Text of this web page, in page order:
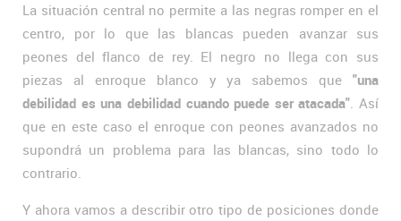
La situación central no permite a las negras romper en el
centro, por lo que las blancas pueden avanzar sus
peones del flanco de rey. El negro no llega con sus
piezas al enroque blanco y ya sabemos que "una
debilidad es una debilidad cuando puede ser atacada". Así
que en este caso el enroque con peones avanzados no
supondrá un problema para las blancas, sino todo lo
contrario.
Y ahora vamos a describir otro tipo de posiciones donde